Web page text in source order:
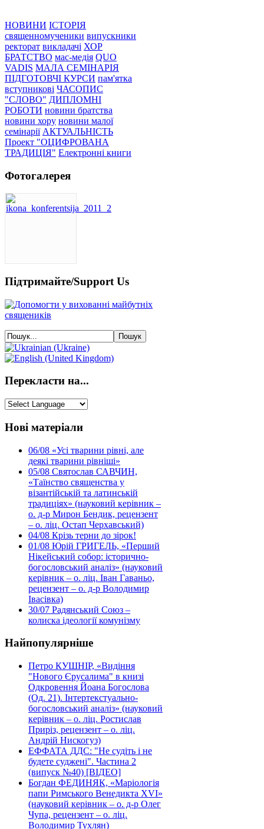
НОВИНИ ІСТОРІЯ
священномученики випускники
ректорат викладачі ХОР
БРАТСТВО мас-медія QUO
VADIS МАЛА СЕМІНАРІЯ
ПІДГОТОВЧІ КУРСИ пам'ятка
вступникові ЧАСОПИС
"СЛОВО" ДИПЛОМНІ
РОБОТИ новини братства
новини хору новини малої
семінарії АКТУАЛЬНІСТЬ
Проект "ОЦИФРОВАНА
ТРАДИЦІЯ" Електронні книги
Фотогалерея
Підтримайте/Support Us
Перекласти на...
Нові матеріали
06/08 «Усі тварини рівні, але
деякі тварини рівніші»
05/08 Святослав САВЧИН,
«Таїнство священства у
візантійській та латинській
традиціях» (науковий керівник –
о. д-р Мирон Бендик, рецензент
– о. ліц. Остап Черхавський)
04/08 Крізь терни до зірок!
01/08 Юрій ГРИГЕЛЬ, «Перший
Нікейський собор: історично-
богословський аналіз» (науковий
керівник – о. ліц. Іван Гаваньо,
рецензент – о. д-р Володимир
Івасівка)
30/07 Радянський Союз –
колиска ідеології комунізму
Найпопулярніше
Петро КУШНІР, «Видіння
"Нового Єрусалима" в книзі
Одкровення Йоана Богослова
(Од. 21). Інтертекстуально-
богословський аналіз» (науковий
керівник – о. ліц. Ростислав
Приріз, рецензент – о. ліц.
Андрій Нискогуз)
ЕФФАТА ДДС: "Не судіть і не
будете суджені". Частина 2
(випуск №40) [ВІДЕО]
Богдан ФЕДИНЯК, «Маріологія
папи Римського Венедикта XVI»
(науковий керівник – о. д-р Олег
Чупа, рецензент – о. ліц.
Володимир Тухлян)